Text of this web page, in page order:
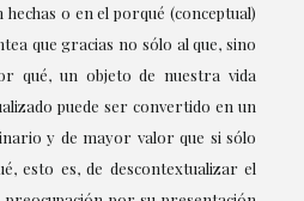
o en el porqué (conceptual)
que gracias no sólo al que, sino
qué, un objeto de nuestra vida
puede ser convertido en un
y de mayor valor que si sólo
esto es, de descontextualizar el